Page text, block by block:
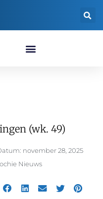
(wk. 49)
november 28, 2025
Nieuws